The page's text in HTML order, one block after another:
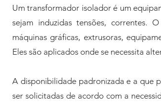
Um transformador isolador é um
sejam induzidas tensões, correntes.
máquinas gráficas, extrusoras,
Eles são aplicados onde se necessita
A disponibilidade padronizada e a que
ser solicitadas de acordo com a